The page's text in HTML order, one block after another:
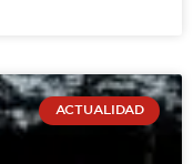
ACTUALIDAD